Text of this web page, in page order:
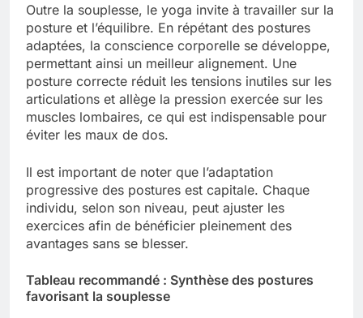
Outre la souplesse, le yoga invite à travailler sur la
posture et l’équilibre. En répétant des postures
adaptées, la conscience corporelle se développe,
permettant ainsi un meilleur alignement. Une
posture correcte réduit les tensions inutiles sur les
articulations et allège la pression exercée sur les
muscles lombaires, ce qui est indispensable pour
éviter les maux de dos.
Il est important de noter que l’adaptation
progressive des postures est capitale. Chaque
individu, selon son niveau, peut ajuster les
exercices afin de bénéficier pleinement des
avantages sans se blesser.
Tableau recommandé : Synthèse des postures
favorisant la souplesse